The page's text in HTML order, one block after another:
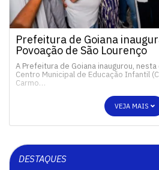
Prefeitura de Goiana
Povoação de São Lourenço
A Prefeitura de Goiana inaugurou,
Centro Municipal de Educação Infantil
Carmo…
VEJA MAIS
DESTAQUES